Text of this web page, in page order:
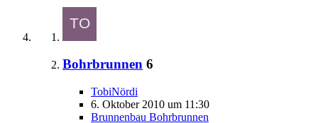
Bohrbrunnen 6
TobiNördi
6. Oktober 2010 um 11:30
Brunnenbau Bohrbrunnen